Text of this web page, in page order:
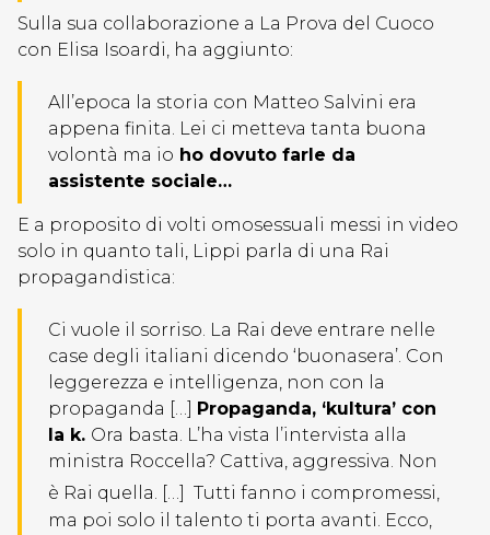
Sulla sua collaborazione a La Prova del Cuoco
con Elisa Isoardi, ha aggiunto:
All’epoca la storia con Matteo Salvini era
appena finita. Lei ci metteva tanta buona
volontà ma io ho dovuto farle da
assistente sociale…
E a proposito di volti omosessuali messi in video
solo in quanto tali, Lippi parla di una Rai
propagandistica:
Ci vuole il sorriso. La Rai deve entrare nelle
case degli italiani dicendo ‘buonasera’. Con
leggerezza e intelligenza, non con la
propaganda […] Propaganda, ‘kultura’ con
la k. Ora basta. L’ha vista l’intervista alla
ministra Roccella? Cattiva, aggressiva. Non
è Rai quella. […] Tutti fanno i compromessi,
ma poi solo il talento ti porta avanti. Ecco,